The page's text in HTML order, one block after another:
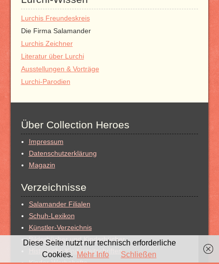
Lurchis Freundeskreis
Die Firma Salamander
Lurchis Zeichner
Literatur über Lurchi
Ausstellungen & Vorträge
Lurchi-Parodien
Über Collection Heroes
Impressum
Datenschutzerklärung
Magazin
Verzeichnisse
Salamander Filialen
Schuh-Lexikon
Künstler-Verzeichnis
Bilderbücher und Kinderbücher
Historische Kinderzeitschriften
Diese Seite nutzt nur technisch erforderliche
Cookies.
Mehr Info Schließen